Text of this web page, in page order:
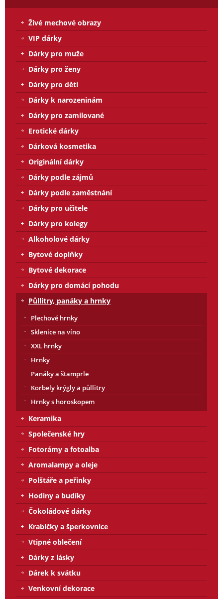
Živé mechové obrazy
VIP dárky
Dárky pro muže
Dárky pro ženy
Dárky pro děti
Dárky k narozeninám
Dárky pro zamilované
Erotické dárky
Dárková kosmetika
Originální dárky
Dárky podle zájmů
Dárky podle zaměstnání
Dárky pro učitele
Dárky pro kolegy
Alkoholové dárky
Bytové doplňky
Bytové dekorace
Dárky pro domácí pohodu
Půllitry, panáky a hrnky
Plechové hrnky
Sklenice na víno
XXL hrnky
Hrnky
Panáky a štamprle
Korbely krýgly a půllitry
Hrnky s horoskopem
Keramika
Společenské hry
Fotorámy a fotoalba
Aromalampy a oleje
Polštáře a peřinky
Hodiny a budíky
Čokoládové dárky
Krabičky a šperkovnice
Vtipné oblečení
Dárky z lásky
Dárek k svátku
Venkovní dekorace